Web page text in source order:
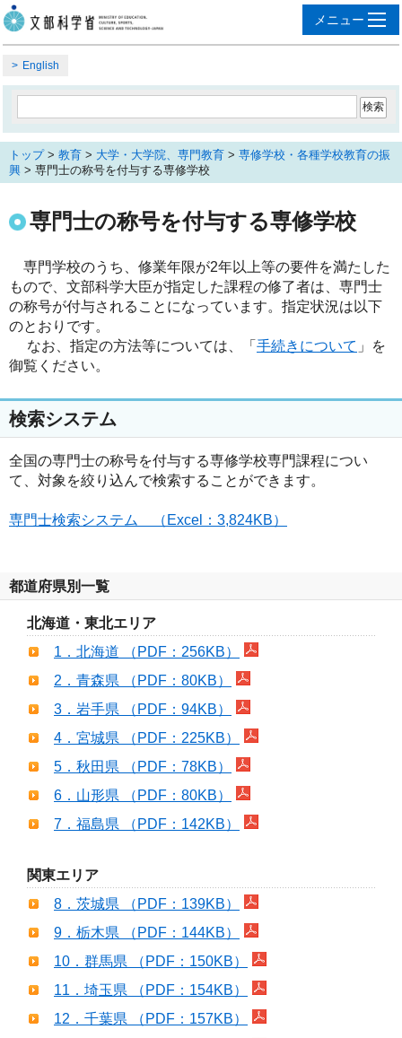
English
トップ> 教育 > 大学・大学院、専門教育 > 専修学校・各種学校教育の振
興 > 専門士の称号を付与する専修学校
専門士の称号を付与する専修学校
専門学校のうち、修業年限が2年以上等の要件を満たした
もので、文部科学大臣が指定した課程の修了者は、専門士
の称号が付与されることになっています。指定状況は以下
のとおりです。
なお、指定の方法等については、「 手続きについて 」を
御覧ください。
検索システム
全国の専門士の称号を付与する専修学校専門課程につい
て、対象を絞り込んで検索することができます。
専門士検索システム （Excel：3,824KB）
都道府県別一覧
北海道・東北エリア
1．北海道 （PDF：256KB）
2．青森県 （PDF：80KB）
3．岩手県 （PDF：94KB）
4．宮城県 （PDF：225KB）
5．秋田県 （PDF：78KB）
6．山形県 （PDF：80KB）
7．福島県 （PDF：142KB）
関東エリア
8．茨城県 （PDF：139KB）
9．栃木県 （PDF：144KB）
10．群馬県 （PDF：150KB）
11．埼玉県 （PDF：154KB）
12．千葉県 （PDF：157KB）